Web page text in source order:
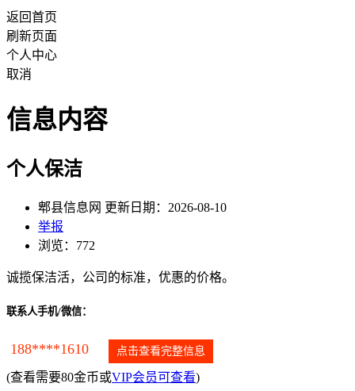
返回首页
刷新页面
个人中心
取消
信息内容
个人保洁
郫县信息网 更新日期：2026-08-10
举报
浏览：772
诚揽保洁活，公司的标准，优惠的价格。
联系人手机/微信：
188****1610 点击查看完整信息
(查看需要80金币或VIP会员可查看)